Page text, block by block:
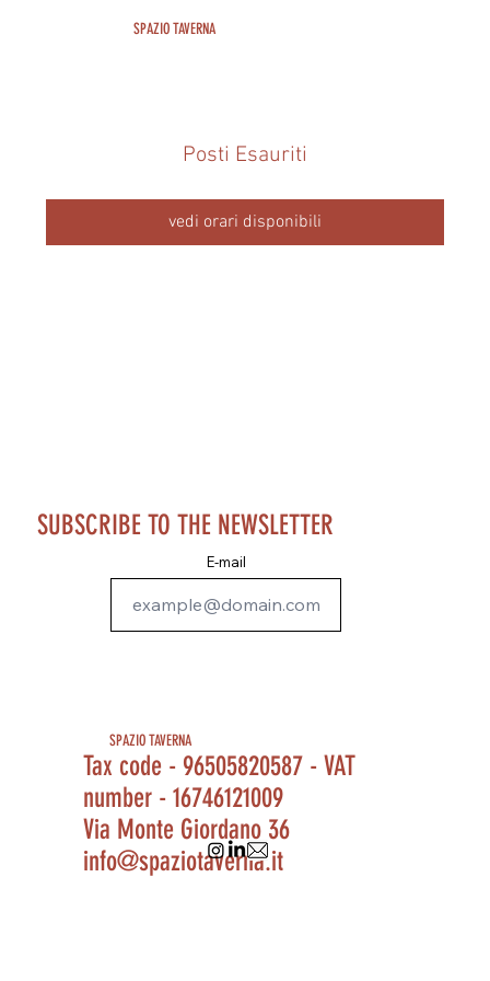
SPAZIO TAVERNA
Posti Esauriti
vedi orari disponibili
SPAZIO TAVERNA
Tax code - 96505820587 - VAT
number - 16746121009
Via Monte Giordano 36
info@spaziotaverna.it
SUBSCRIBE TO THE NEWSLETTER
E-mail